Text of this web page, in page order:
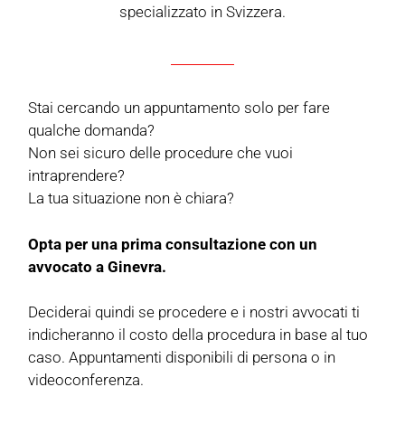
specializzato in Svizzera.
Stai cercando un appuntamento solo per fare
qualche domanda?
Non sei sicuro delle procedure che vuoi
intraprendere?
La tua situazione non è chiara?
Opta per una prima consultazione con un
avvocato a Ginevra.
Deciderai quindi se procedere e i nostri avvocati ti
indicheranno il costo della procedura in base al tuo
caso. Appuntamenti disponibili di persona o in
videoconferenza.